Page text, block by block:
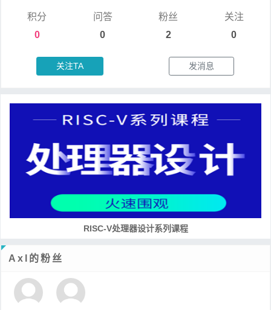
积分
0
问答
0
粉丝
2
关注
0
关注TA 发消息
RISC-V处理器设计系列课程
Axl的粉丝